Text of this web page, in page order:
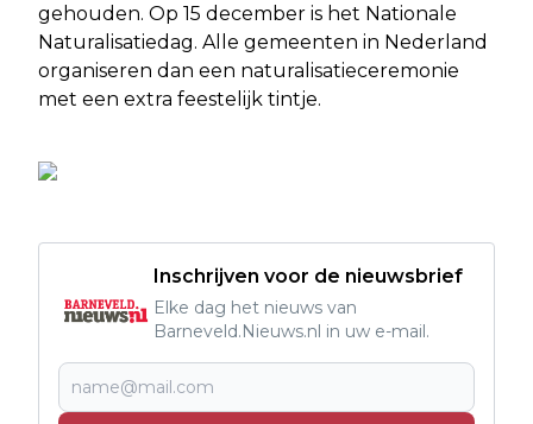
gehouden. Op 15 december is het Nationale
Naturalisatiedag. Alle gemeenten in Nederland
organiseren dan een naturalisatieceremonie
met een extra feestelijk tintje.
Inschrijven voor de nieuwsbrief
Elke dag het nieuws van
Barneveld.Nieuws.nl in uw e-mail.